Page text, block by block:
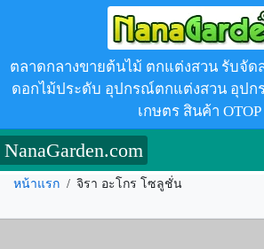
ตลาดกลางขายต้นไม้ ตกแต่งสวน รับจัด
ดอกไม้ประดับ อุปกรณ์ตกแต่งสวน อุปก
เกษตร สินค้า OTOP
NanaGarden.com
หน้าแรก / จิรา อะโกร โซลูชั่น